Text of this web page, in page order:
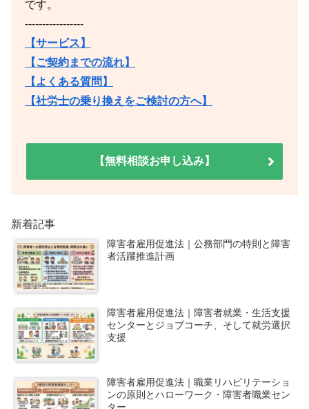
です。
-----------------
【サービス】
【ご契約までの流れ】
【よくある質問】
【社労士の乗り換えをご検討の方へ】
【無料相談お申し込み】
新着記事
障害者雇用促進法｜公務部門の特則と障害
者活躍推進計画
障害者雇用促進法｜障害者就業・生活支援
センターとジョブコーチ、そして就労選択
支援
障害者雇用促進法｜職業リハビリテーショ
ンの原則とハローワーク・障害者職業セン